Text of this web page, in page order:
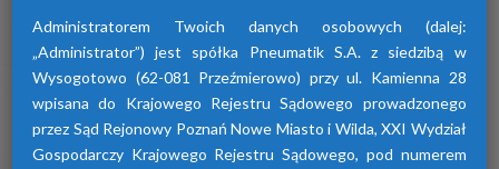
urządzeń.
Dowiedz się więcej
Administratorem Twoich danych osobowych (dalej:
„Administrator”) jest spółka Pneumatik S.A. z siedzibą w
Wysogotowo (62-081 Przeźmierowo) przy ul. Kamienna 28
wpisana do Krajowego Rejestru Sądowego prowadzonego
przez Sąd Rejonowy Poznań Nowe Miasto i Wilda, XXI Wydział
Gospodarczy Krajowego Rejestru Sądowego, pod numerem